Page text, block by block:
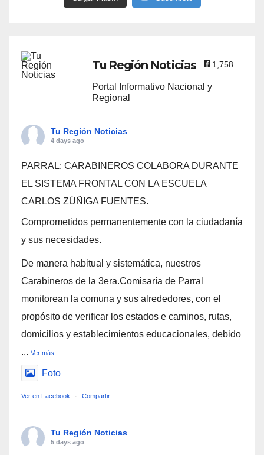
Tu Región Noticias 1,758
Portal Informativo Nacional y
Regional
Tu Región Noticias
4 days ago
PARRAL: CARABINEROS COLABORA DURANTE
EL SISTEMA FRONTAL CON LA ESCUELA
CARLOS ZÚÑIGA FUENTES.
Comprometidos permanentemente con la ciudadanía
y sus necesidades.
De manera habitual y sistemática, nuestros
Carabineros de la 3era.Comisaría de Parral
monitorean la comuna y sus alrededores, con el
propósito de verificar los estados e caminos, rutas,
domicilios y establecimientos educacionales, debido
... Ver más
Foto
Ver en Facebook · Compartir
Tu Región Noticias
5 days ago